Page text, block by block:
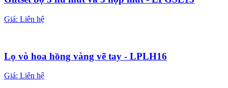
Giá: Liên hệ
Lọ vò hoa hồng vàng vẽ tay - LPLH16
Giá: Liên hệ